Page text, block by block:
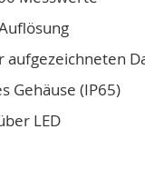
aufgezeichneten
Gehäuse (IP65)
LED